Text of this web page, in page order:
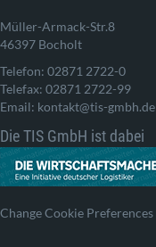
Müller-Armack-Str.8
46397 Bocholt
Telefon: 02871 2722-0
Telefax: 02871 2722-99
Email: kontakt@tis-gmbh.de
Die TIS GmbH ist dabei
Change Cookie Preferences